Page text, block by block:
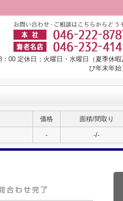
00 定休日：火曜日・水曜日（夏季休暇
び年末年始
価格 面積/間取り
- -/-